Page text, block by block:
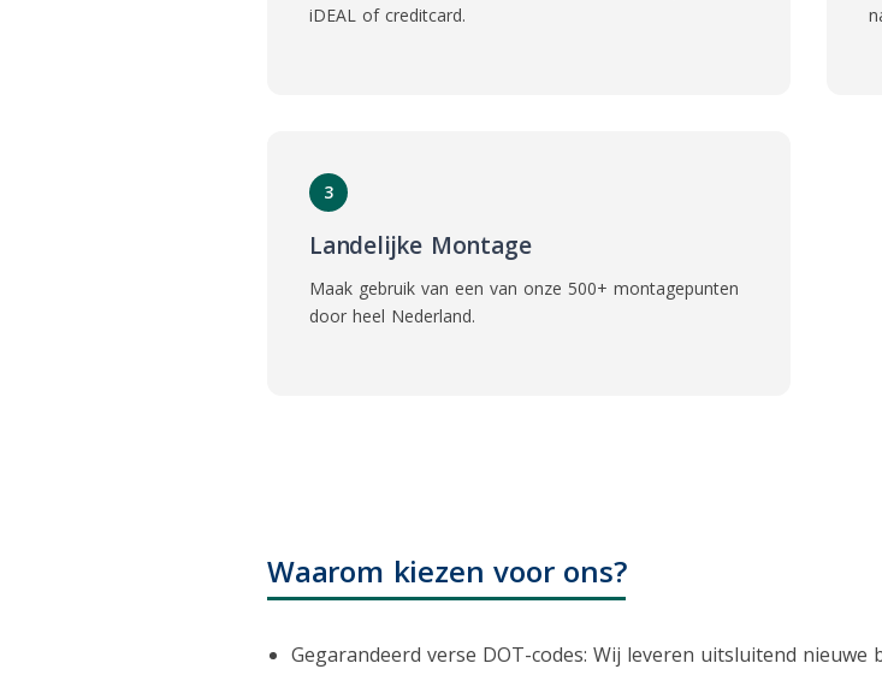
iDEAL of creditcard.
3
Landelijke Montage
Maak gebruik van een van onze 500+ montagepunten
door heel Nederland.
Waarom kiezen voor ons?
Gegarandeerd verse DOT-codes: Wij leveren uitsluitend nieuwe